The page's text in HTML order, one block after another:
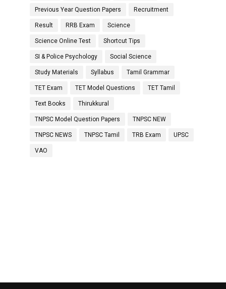
Previous Year Question Papers Recruitment
Result RRB Exam Science
Science Online Test Shortcut Tips
SI & Police Psychology Social Science
Study Materials Syllabus Tamil Grammar
TET Exam TET Model Questions TET Tamil
Text Books Thirukkural
TNPSC Model Question Papers TNPSC NEW
TNPSC NEWS TNPSC Tamil TRB Exam UPSC
VAO